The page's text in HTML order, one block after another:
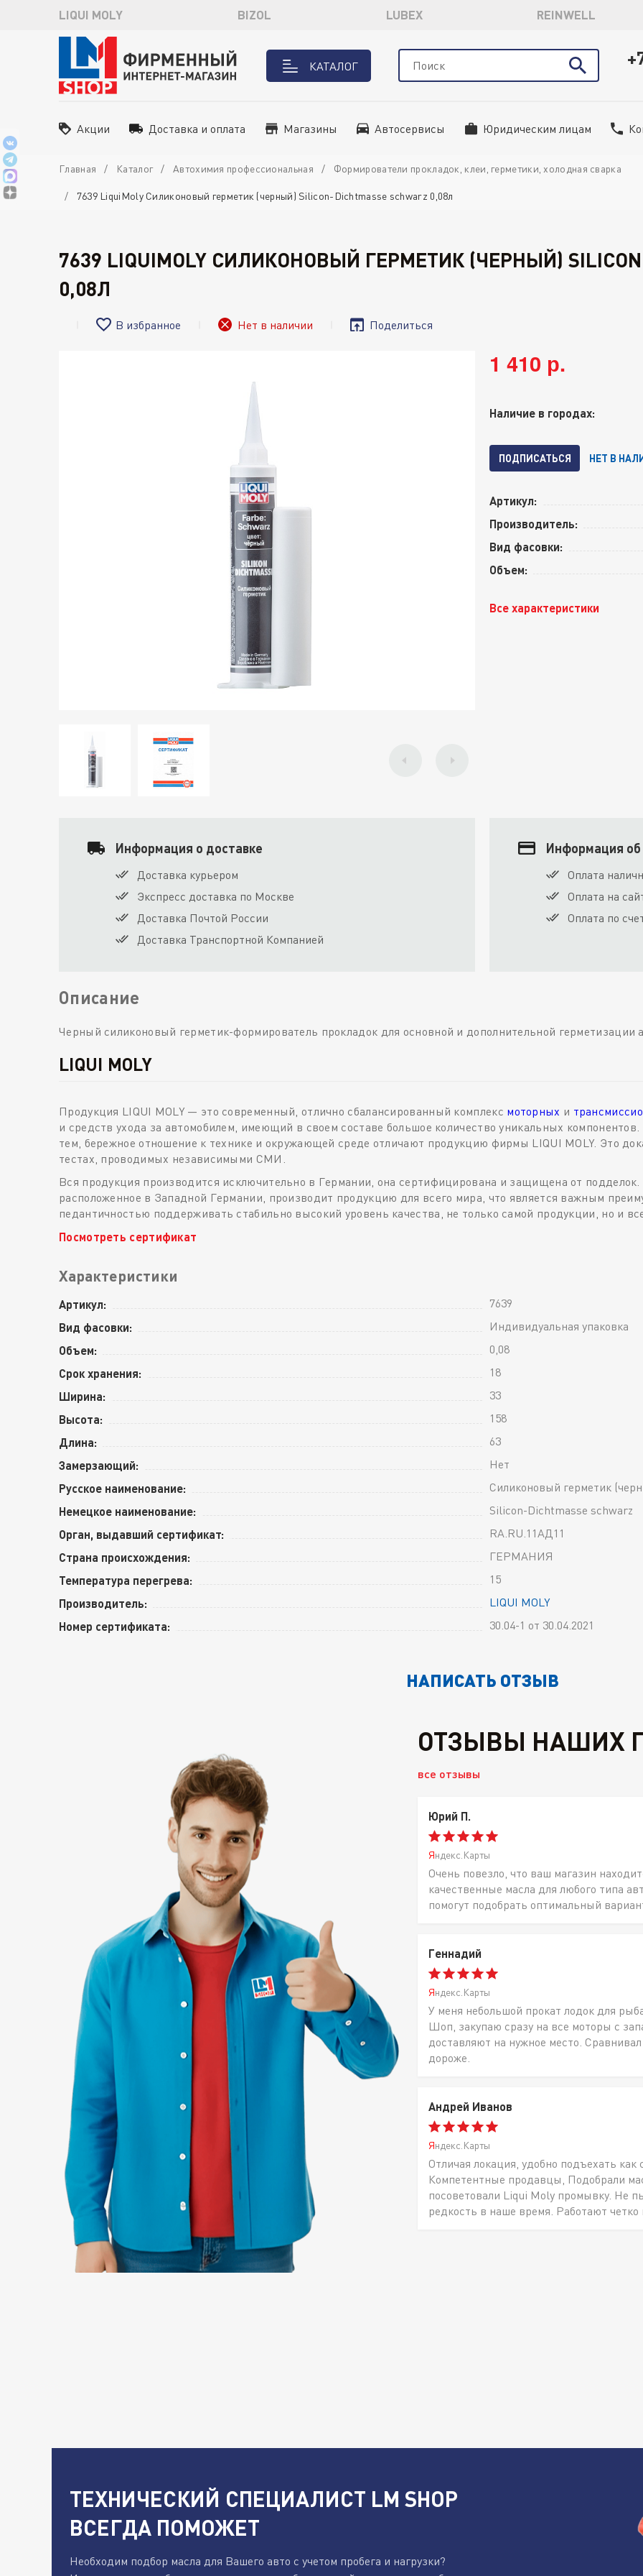
LIQUI MOLY BIZOL LUBEX REINWELL
КАТАЛОГ
Акции Доставка и оплата Магазины Автосервисы Юридическим лицам
Главная Каталог Автохимия профессиональная Формирователи прокладок, клеи, герметики, холодная сварка
7639 LiquiMoly Силиконовый герметик (черный) Silicon-Dichtmasse schwarz 0,08л
7639 LIQUIMOLY СИЛИКОНОВЫЙ ГЕРМЕТИК (ЧЕРНЫЙ) SILICON-
0,08Л
В избранное Нет в наличии Поделиться
1 410 р.
Наличие в городах:
ПОДПИСАТЬСЯ НЕТ В
Артикул:
Производитель:
Вид фасовки:
Объем:
Все характеристики
Информация о доставке
Доставка курьером
Экспресс доставка по Москве
Доставка Почтой России
Доставка Транспортной Компанией
Информация
Оплата
Оплата на
Оплата по
Описание
Черный силиконовый герметик-формирователь прокладок для основной и дополнительной герметизации
LIQUI MOLY
Продукция LIQUI MOLY — это современный, отлично сбалансированный комплекс моторных и
и средств ухода за автомобилем, имеющий в своем составе большое количество уникальных
тем, бережное отношение к технике и окружающей среде отличают продукцию фирмы LIQUI MOLY. Это
тестах, проводимых независимыми СМИ.
Вся продукция производится исключительно в Германии, она сертифицирована и защищена от
расположенное в Западной Германии, производит продукцию для всего мира, что является важным
педантичностью поддерживать стабильно высокий уровень качества, не только самой продукции, но и
Посмотреть сертификат
Характеристики
Артикул: 7639
Вид фасовки: Индивидуальная упаковка
Объем: 0,08
Срок хранения: 18
Ширина: 33
Высота: 158
Длина: 63
Замерзающий: Нет
Русское наименование: Силиконовый герметик
Немецкое наименование: Silicon-Dichtmasse schwarz
Орган, выдавший сертификат: RA.RU.11АД11
Страна происхождения: ГЕРМАНИЯ
Температура перегрева: 15
Производитель: LIQUI MOLY
Номер сертификата: 30.04-1 от 30.04.2021
НАПИСАТЬ ОТЗЫВ
ОТЗЫВЫ НАШИХ
все отзывы
Юрий П.
Яндекс.Карты
Очень повезло, что ваш магазин
качественные масла для любого типа
помогут подобрать оптимальный
Геннадий
Яндекс.Карты
У меня небольшой прокат лодок для
Шоп, закупаю сразу на все моторы с
доставляют на нужное место.
дороже.
Андрей Иванов
Яндекс.Карты
Отличая локация, удобно подъехать
Компетентные продавцы, Подобрали
посоветовали Liqui Moly промывку. Не
редкость в наше время. Работают
ТЕХНИЧЕСКИЙ СПЕЦИАЛИСТ LM SHOP
ВСЕГДА ПОМОЖЕТ
Необходим подбор масла для Вашего авто с учетом пробега и нагрузки?